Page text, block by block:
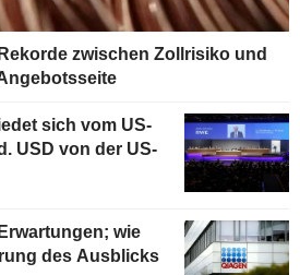
zwischen Zollrisiko und
sich vom US-
USD von der US-
wie
des Ausblicks